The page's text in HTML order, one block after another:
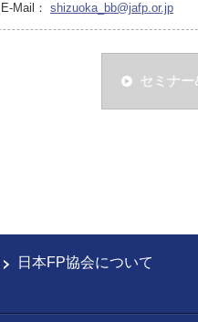
E-Mail： shizuoka_bb@jafp.or.jp
セミナ
日本FP協会について